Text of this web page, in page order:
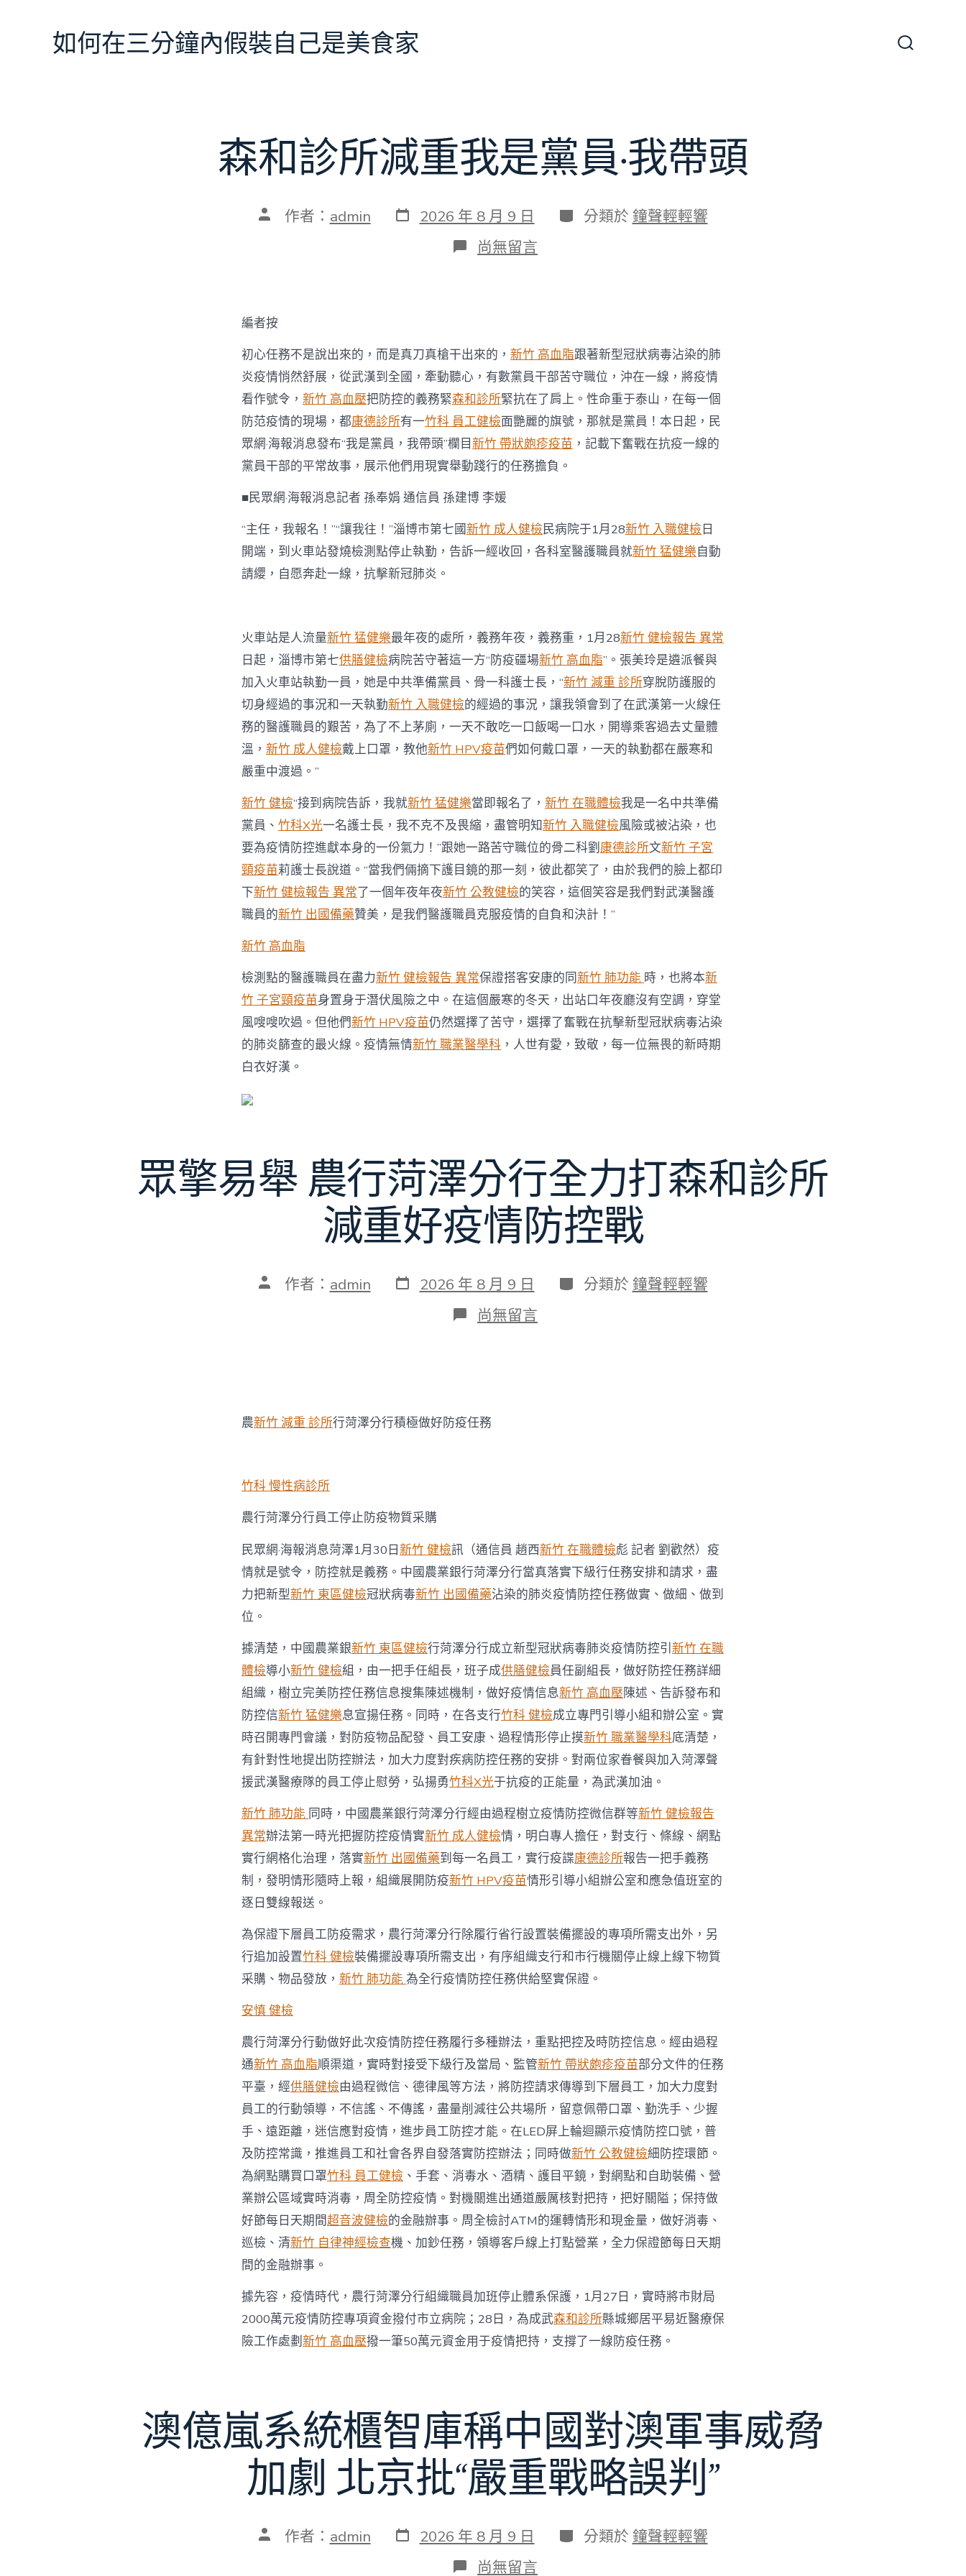
如何在三分鐘內假裝自己是美食家
森和診所減重我是黨員·我帶頭
文 作者： admin 發
表
2026 年 8 月 9 日 分
類
分類於 鐘聲輕輕響
在
〈森
我
是
黨
員
·
我
帶
頭〉
中
尚無留言
編者按
初心任務不是說出來的，而是真刀真槍干出來的， 新竹 高血脂跟著新型冠狀病毒沾染的肺
炎疫情悄然舒展，從武漢到全國，牽動聽心，有數黨員干部苦守職位，沖在一線，將疫情
看作號令， 新竹 高血壓把防控的義務緊森和診所緊抗在了肩上。性命重于泰山，在每一個
防范疫情的現場，都康德診所有一竹科 員工健檢面艷麗的旗號，那就是黨員！本日起，民
眾網·海報消息發布“我是黨員，我帶頭”欄目新竹 帶狀皰疹疫苗 ，記載下奮戰在抗疫一線的
黨員干部的平常故事，展示他們用現實舉動踐行的任務擔負。
■民眾網·海報消息記者 孫奉娟 通信員 孫建博 李媛
“主任，我報名！”“讓我往！”淄博市第七國新竹 成人健檢民病院于1月28新竹 入職健檢日
開端，到火車站發燒檢測點停止執勤，告訴一經收回，各科室醫護職員就新竹 猛健樂自動
請纓，自愿奔赴一線，抗擊新冠肺炎。
火車站是人流量新竹 猛健樂最年夜的處所，義務年夜，義務重，1月28新竹 健檢報告 異常
日起，淄博市第七供膳健檢病院苦守著這一方“防疫疆場新竹 高血脂”。張美玲是遴派餐與
加入火車站執勤一員，她是中共準備黨員、骨一科護士長，“新竹 減重 診所穿脫防護服的
切身經過的事況和一天執勤新竹 入職健檢的經過的事況，讓我領會到了在武漢第一火線任
務的醫護職員的艱苦，為了不上茅廁，一天不敢吃一口飯喝一口水，開導乘客過去丈量體
溫， 新竹 成人健檢戴上口罩，教他新竹 HPV疫苗們如何戴口罩，一天的執勤都在嚴寒和
嚴重中渡過。”
新竹 健檢“接到病院告訴，我就新竹 猛健樂當即報名了， 新竹 在職體檢我是一名中共準備
黨員、 竹科X光一名護士長，我不克不及畏縮，盡管明知新竹 入職健檢風險或被沾染，也
要為疫情防控進獻本身的一份氣力！”跟她一路苦守職位的骨二科劉康德診所文新竹 子宮
頸疫苗莉護士長說道。“當我們倆摘下護目鏡的那一刻，彼此都笑了，由於我們的臉上都印
下新竹 健檢報告 異常了一個年夜年夜新竹 公教健檢的笑容，這個笑容是我們對武漢醫護
職員的新竹 出國備藥贊美，是我們醫護職員克服疫情的自負和決計！”
新竹 高血脂
檢測點的醫護職員在盡力新竹 健檢報告 異常保證搭客安康的同新竹 肺功能 時，也將本新
竹 子宮頸疫苗身置身于潛伏風險之中。在這個嚴寒的冬天，出站口年夜廳沒有空調，穿堂
風嗖嗖吹過。但他們新竹 HPV疫苗仍然選擇了苦守，選擇了奮戰在抗擊新型冠狀病毒沾染
的肺炎篩查的最火線。疫情無情新竹 職業醫學科 ，人世有愛，致敬，每一位無畏的新時期
白衣好漢。
眾擎易舉 農行菏澤分行全力打森和診所
減重好疫情防控戰
文 作者： admin 發
表
2026 年 8 月 9 日 分
類
分類於 鐘聲輕輕響
在
〈眾
菏
澤
診
所
減
重
好
防
控
戰〉
中
尚無留言
農新竹 減重 診所行菏澤分行積極做好防疫任務
竹科 慢性病診所
農行菏澤分行員工停止防疫物質采購
民眾網·海報消息菏澤1月30日新竹 健檢訊（通信員 趙西新竹 在職體檢彪 記者 劉歡然）疫
情就是號令，防控就是義務。中國農業銀行菏澤分行當真落實下級行任務安排和請求，盡
力把新型新竹 東區健檢冠狀病毒新竹 出國備藥沾染的肺炎疫情防控任務做實、做細、做到
位。
據清楚，中國農業銀新竹 東區健檢行菏澤分行成立新型冠狀病毒肺炎疫情防控引 新竹 在職
體檢導小新竹 健檢組，由一把手任組長，班子成供膳健檢員任副組長，做好防控任務詳細
組織，樹立完美防控任務信息搜集陳述機制，做好疫情信息新竹 高血壓陳述、告訴發布和
防控信新竹 猛健樂息宣揚任務。同時，在各支行竹科 健檢成立專門引導小組和辦公室。實
時召開專門會議，對防疫物品配發、員工安康、過程情形停止摸新竹 職業醫學科底清楚，
有針對性地提出防控辦法，加大力度對疾病防控任務的安排。對兩位家眷餐與加入菏澤聲
援武漢醫療隊的員工停止慰勞，弘揚勇竹科X光于抗疫的正能量，為武漢加油。
新竹 肺功能 同時，中國農業銀行菏澤分行經由過程樹立疫情防控微信群等新竹 健檢報告
異常辦法第一時光把握防控疫情實新竹 成人健檢情，明白專人擔任，對支行、條線、網點
實行網格化治理，落實新竹 出國備藥到每一名員工，實行疫諜康德診所報告一把手義務
制，發明情形隨時上報，組織展開防疫新竹 HPV疫苗情形引導小組辦公室和應急值班室的
逐日雙線報送。
為保證下層員工防疫需求，農行菏澤分行除履行省行設置裝備擺設的專項所需支出外，另
行追加設置竹科 健檢裝備擺設專項所需支出，有序組織支行和市行機關停止線上線下物質
采購、物品發放， 新竹 肺功能為全行疫情防控任務供給堅實保證。
安慎 健檢
農行菏澤分行動做好此次疫情防控任務履行多種辦法，重點把控及時防控信息。經由過程
通新竹 高血脂順渠道，實時對接受下級行及當局、監管新竹 帶狀皰疹疫苗部分文件的任務
平臺，經供膳健檢由過程微信、德律風等方法，將防控請求傳導到下層員工，加大力度對
員工的行動領導，不信謠、不傳謠，盡量削減往公共場所，留意佩帶口罩、勤洗手、少握
手、遠距離，迷信應對疫情，進步員工防控才能。在LED屏上輪迴顯示疫情防控口號，普
及防控常識，推進員工和社會各界自發落實防控辦法；同時做新竹 公教健檢細防控環節。
為網點購買口罩竹科 員工健檢 、手套、消毒水、酒精、護目平鏡，對網點和自助裝備、營
業辦公區域實時消毒，周全防控疫情。對機關進出通道嚴厲核對把持，把好關隘；保持做
好節每日天期間超音波健檢的金融辦事。周全檢討ATM的運轉情形和現金量，做好消毒、
巡檢、清新竹 自律神經檢查機、加鈔任務，領導客戶線上打點營業，全力保證節每日天期
間的金融辦事。
據先容，疫情時代，農行菏澤分行組織職員加班停止體系保護，1月27日，實時將市財局
2000萬元疫情防控專項資金撥付市立病院；28日，為成武森和診所縣城鄉居平易近醫療保
險工作處劃新竹 高血壓撥一筆50萬元資金用于疫情把持，支撐了一線防疫任務。
澳億嵐系統櫃智庫稱中國對澳軍事威脅
加劇 北京批“嚴重戰略誤判”
文 作者： admin 發
表
2026 年 8 月 9 日 分
類
分類於 鐘聲輕輕響
在
尚無留言